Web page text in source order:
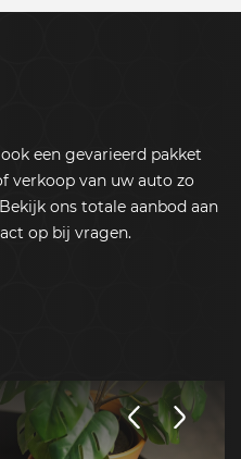
een gevarieerd pakket
verkoop van uw auto zo
ons totale aanbod aan
op bij vragen.